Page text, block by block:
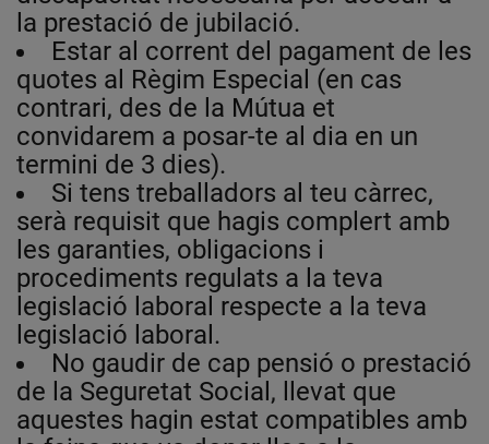
la prestació de jubilació.
Estar al corrent del pagament de les
quotes al Règim Especial (en cas
contrari, des de la Mútua et
convidarem a posar-te al dia en un
termini de 3 dies).
Si tens treballadors al teu càrrec,
serà requisit que hagis complert amb
les garanties, obligacions i
procediments regulats a la teva
legislació laboral respecte a la teva
legislació laboral.
No gaudir de cap pensió o prestació
de la Seguretat Social, llevat que
aquestes hagin estat compatibles amb